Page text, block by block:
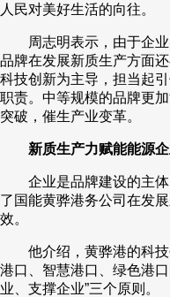
人民对美好生活的向往。
周志明表示，由于企
品牌在发展新质生产方面
科技创新为主导，担当起
职责。中等规模的品牌更
突破，催生产业变革。
新质生产力赋能能源
企业是品牌建设的主
了国能黄骅港务公司在发
效。
他介绍，黄骅港的科
港口、智慧港口、绿色港
业、支撑企业”三个原则。